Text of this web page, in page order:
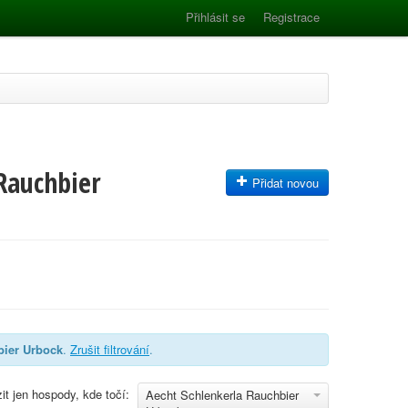
Přihlásit se Registrace
Přidat novou
Urbock. Zrušit filtrování.
Aecht Schlenkerla Rauchbier
jen hospody, kde točí: